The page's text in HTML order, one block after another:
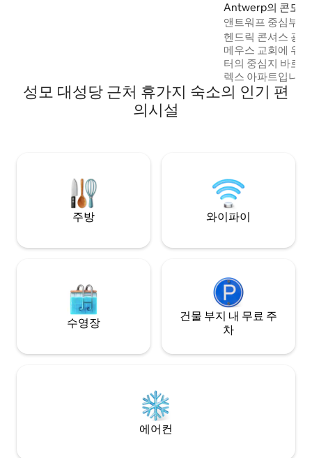
Antwerp의 콘도
앤트워프 중심부
인 아파트
헨드릭 콘셔스 광
메우스 교회에 위
터의 중심지 바로
렉스 아파트입니
트 갤러리, 주요 광
룬플라츠, 테아트
출입할 수 있습니
성모 대성당 근처 휴가지 숙소의 인기 편
의시설
주방 와이파이
수영장
건물 부지 내 무료 주
차
에어컨